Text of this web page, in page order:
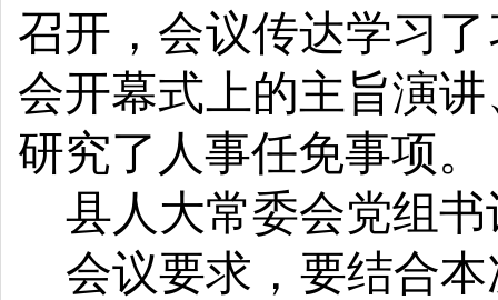
召开， 会议传达学习
会开幕式上的主旨演
研究了人事任免事项。
县人大常委会党组
会议要求，要结合